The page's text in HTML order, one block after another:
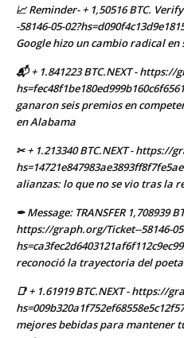
📈 Reminder- + 1,50516 BTC.
-58146-05-
Google hizo un cambio radical en
📬 + 1.841223 BTC.NEXT - https://
ganaron seis premios en
en Alabama
✂ + 1.213340 BTC.NEXT - https://
alianzas: lo que no se vio tras la
✒ Message: TRANSFER 1,708939
https://graph.org/Ticket--58146-
reconoció la trayectoria del
📑 + 1.61919 BTC.NEXT - https://
mejores bebidas para mantener